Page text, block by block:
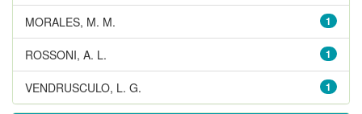
1
MORALES, M. M.
1
ROSSONI, A. L.
1
VENDRUSCULO, L. G.